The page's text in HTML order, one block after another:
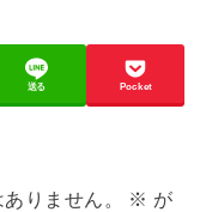
送る Pocket
りません。 ※ が